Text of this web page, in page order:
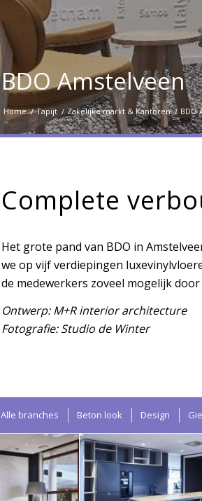
BDO Amstelveen
Home / Tapijt / Zakelijke markt & Kantoren / BDO
Complete
Het grote pand van BDO in
we op vijf verdiepingen
de medewerkers zoveel mogelijk
Ontwerp: M+R interior architecture
Fotografie: Studio de Winter
Alle branches Beton look Design